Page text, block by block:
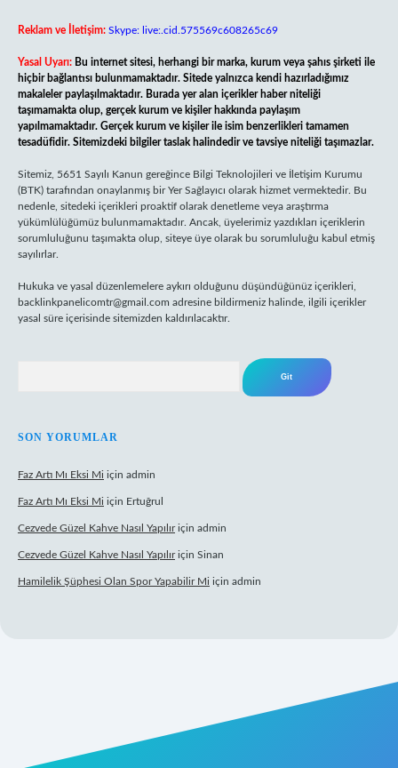
Reklam ve İletişim: Skype: live:.cid.575569c608265c69
Yasal Uyarı: Bu internet sitesi, herhangi bir marka, kurum veya şahıs şirketi ile
hiçbir bağlantısı bulunmamaktadır. Sitede yalnızca kendi hazırladığımız
makaleler paylaşılmaktadır. Burada yer alan içerikler haber niteliği
taşımamakta olup, gerçek kurum ve kişiler hakkında paylaşım
yapılmamaktadır. Gerçek kurum ve kişiler ile isim benzerlikleri tamamen
tesadüfidir. Sitemizdeki bilgiler taslak halindedir ve tavsiye niteliği taşımazlar.
Sitemiz, 5651 Sayılı Kanun gereğince Bilgi Teknolojileri ve İletişim Kurumu
(BTK) tarafından onaylanmış bir Yer Sağlayıcı olarak hizmet vermektedir. Bu
nedenle, sitedeki içerikleri proaktif olarak denetleme veya araştırma
yükümlülüğümüz bulunmamaktadır. Ancak, üyelerimiz yazdıkları içeriklerin
sorumluluğunu taşımakta olup, siteye üye olarak bu sorumluluğu kabul etmiş
sayılırlar.
Hukuka ve yasal düzenlemelere aykırı olduğunu düşündüğünüz içerikleri,
backlinkpanelicomtr@gmail.com adresine bildirmeniz halinde, ilgili içerikler
yasal süre içerisinde sitemizden kaldırılacaktır.
SON YORUMLAR
Faz Artı Mı Eksi Mi için admin
Faz Artı Mı Eksi Mi için Ertuğrul
Cezvede Güzel Kahve Nasıl Yapılıriçin admin
Cezvede Güzel Kahve Nasıl Yapılıriçin Sinan
Hamilelik Şüphesi Olan Spor Yapabilir Mi için admin